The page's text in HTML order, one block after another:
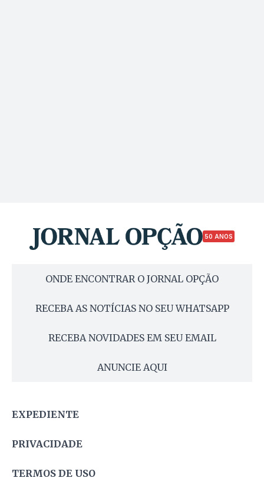
50 ANOS
ONDE ENCONTRAR O JORNAL OPÇÃO
RECEBA AS NOTÍCIAS NO SEU WHATSAPP
RECEBA NOVIDADES EM SEU EMAIL
ANUNCIE AQUI
EXPEDIENTE
PRIVACIDADE
TERMOS DE USO